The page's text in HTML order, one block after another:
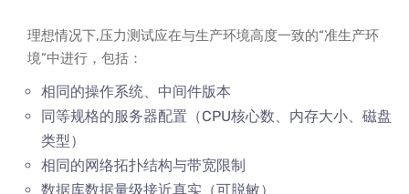
理想情况下,压力测试应在与生产环境高度一致的“准生产环
境”中进行，包括：
相同的操作系统、中间件版本
同等规格的服务器配置（CPU核心数、内存大小、磁盘
类型）
相同的网络拓扑结构与带宽限制
数据库数据量级接近真实（可脱敏）